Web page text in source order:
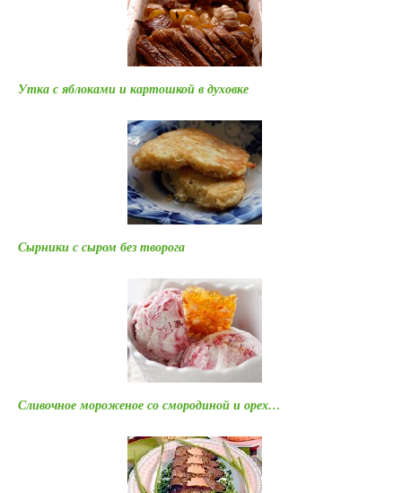
Утка с яблоками и картошкой в духовке
Сырники с сыром без творога
Сливочное мороженое со смородиной и орех…